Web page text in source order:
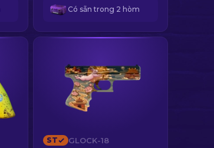
Có sẵn trong 2 hòm
ST GLOCK-18